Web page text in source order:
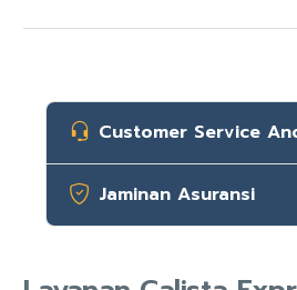
Customer Service
Jaminan Asuransi